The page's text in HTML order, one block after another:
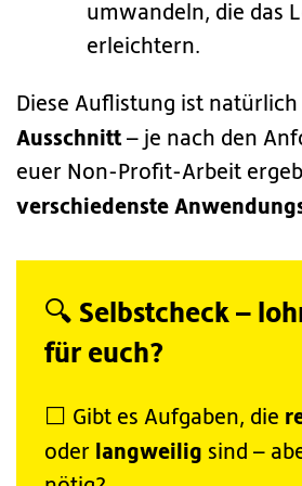
umwandeln, die das
erleichtern.
Diese Auflistung ist natürlich
Ausschnitt– je nach den
euer Non-Profit-Arbeit
verschiedenste
🔍 Selbstcheck –
für euch?
⬜️ Gibt es Aufgaben, die
oder langweilig sind –